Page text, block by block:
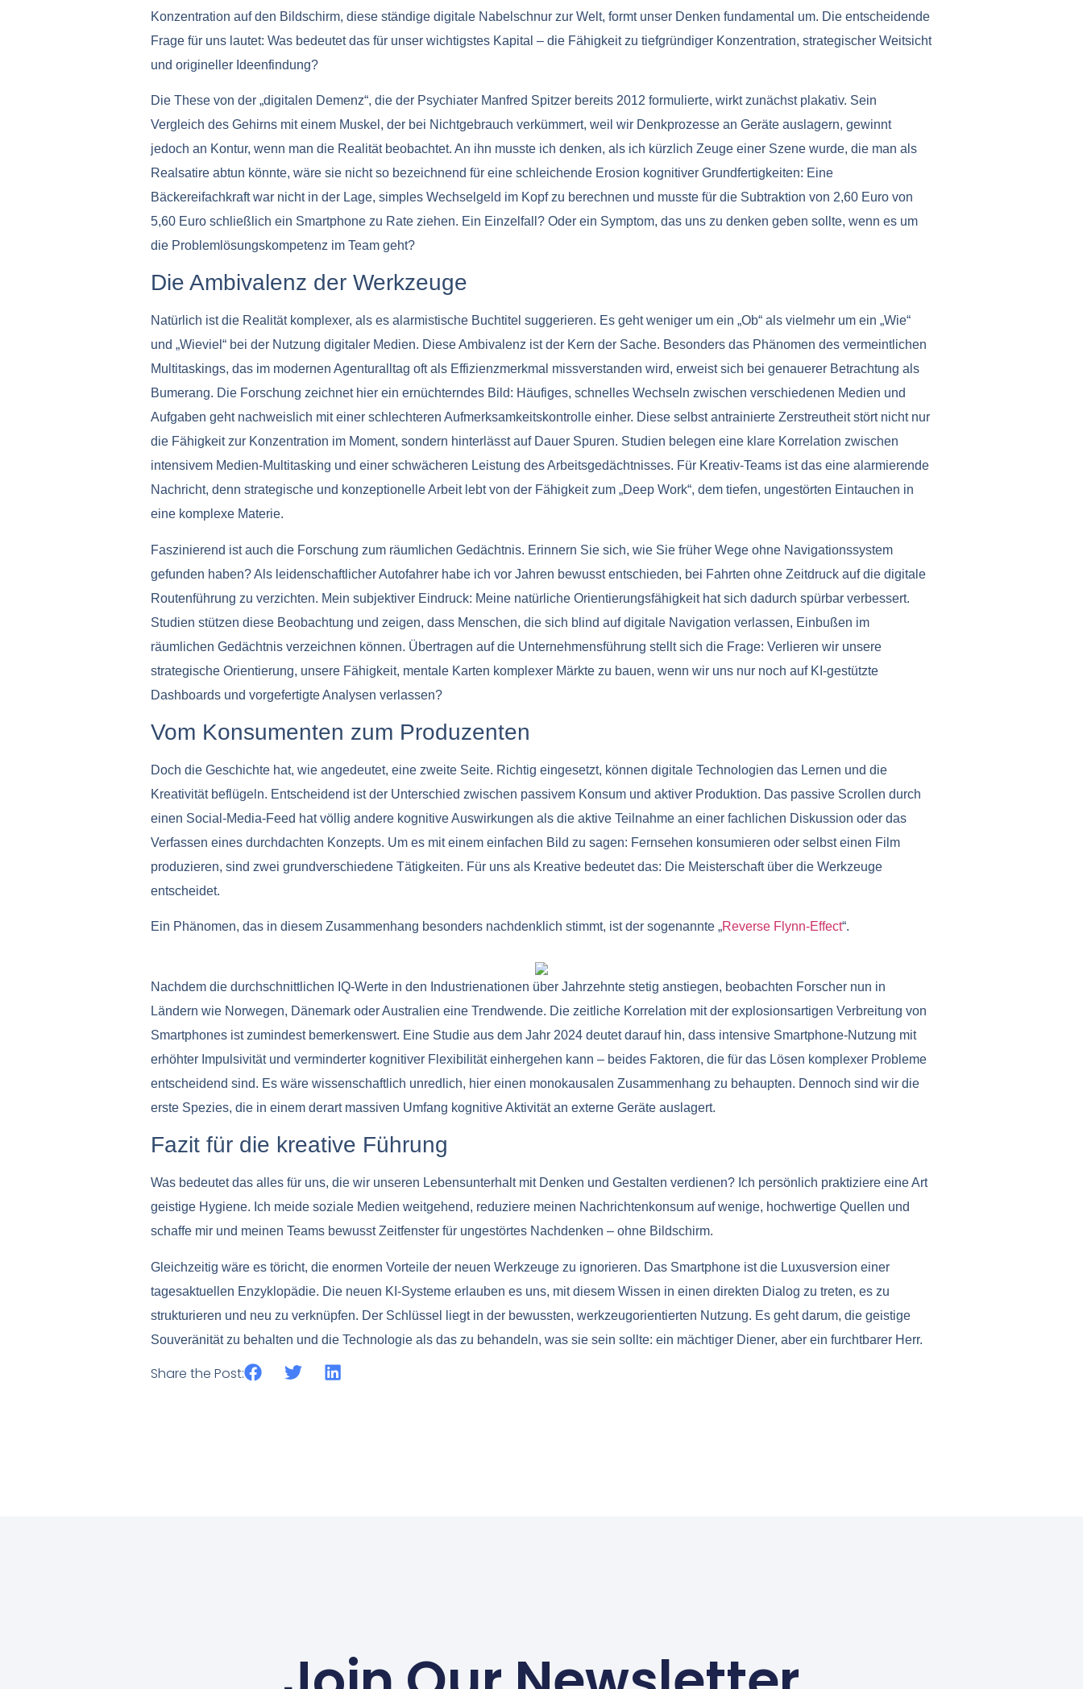
Konzentration auf den Bildschirm, diese ständige digitale Nabelschnur zur Welt, formt unser Denken fundamental um. Die entscheidende
Frage für uns lautet: Was bedeutet das für unser wichtigstes Kapital – die Fähigkeit zu tiefgründiger Konzentration, strategischer Weitsicht
und origineller Ideenfindung?
Die These von der „digitalen Demenz“, die der Psychiater Manfred Spitzer bereits 2012 formulierte, wirkt zunächst plakativ. Sein
Vergleich des Gehirns mit einem Muskel, der bei Nichtgebrauch verkümmert, weil wir Denkprozesse an Geräte auslagern, gewinnt
jedoch an Kontur, wenn man die Realität beobachtet. An ihn musste ich denken, als ich kürzlich Zeuge einer Szene wurde, die man als
Realsatire abtun könnte, wäre sie nicht so bezeichnend für eine schleichende Erosion kognitiver Grundfertigkeiten: Eine
Bäckereifachkraft war nicht in der Lage, simples Wechselgeld im Kopf zu berechnen und musste für die Subtraktion von 2,60 Euro von
5,60 Euro schließlich ein Smartphone zu Rate ziehen. Ein Einzelfall? Oder ein Symptom, das uns zu denken geben sollte, wenn es um
die Problemlösungskompetenz im Team geht?
Die Ambivalenz der Werkzeuge
Natürlich ist die Realität komplexer, als es alarmistische Buchtitel suggerieren. Es geht weniger um ein „Ob“ als vielmehr um ein „Wie“
und „Wieviel“ bei der Nutzung digitaler Medien. Diese Ambivalenz ist der Kern der Sache. Besonders das Phänomen des vermeintlichen
Multitaskings, das im modernen Agenturalltag oft als Effizienzmerkmal missverstanden wird, erweist sich bei genauerer Betrachtung als
Bumerang. Die Forschung zeichnet hier ein ernüchterndes Bild: Häufiges, schnelles Wechseln zwischen verschiedenen Medien und
Aufgaben geht nachweislich mit einer schlechteren Aufmerksamkeitskontrolle einher. Diese selbst antrainierte Zerstreutheit stört nicht nur
die Fähigkeit zur Konzentration im Moment, sondern hinterlässt auf Dauer Spuren. Studien belegen eine klare Korrelation zwischen
intensivem Medien-Multitasking und einer schwächeren Leistung des Arbeitsgedächtnisses. Für Kreativ-Teams ist das eine alarmierende
Nachricht, denn strategische und konzeptionelle Arbeit lebt von der Fähigkeit zum „Deep Work“, dem tiefen, ungestörten Eintauchen in
eine komplexe Materie.
Faszinierend ist auch die Forschung zum räumlichen Gedächtnis. Erinnern Sie sich, wie Sie früher Wege ohne Navigationssystem
gefunden haben? Als leidenschaftlicher Autofahrer habe ich vor Jahren bewusst entschieden, bei Fahrten ohne Zeitdruck auf die digitale
Routenführung zu verzichten. Mein subjektiver Eindruck: Meine natürliche Orientierungsfähigkeit hat sich dadurch spürbar verbessert.
Studien stützen diese Beobachtung und zeigen, dass Menschen, die sich blind auf digitale Navigation verlassen, Einbußen im
räumlichen Gedächtnis verzeichnen können. Übertragen auf die Unternehmensführung stellt sich die Frage: Verlieren wir unsere
strategische Orientierung, unsere Fähigkeit, mentale Karten komplexer Märkte zu bauen, wenn wir uns nur noch auf KI-gestützte
Dashboards und vorgefertigte Analysen verlassen?
Vom Konsumenten zum Produzenten
Doch die Geschichte hat, wie angedeutet, eine zweite Seite. Richtig eingesetzt, können digitale Technologien das Lernen und die
Kreativität beflügeln. Entscheidend ist der Unterschied zwischen passivem Konsum und aktiver Produktion. Das passive Scrollen durch
einen Social-Media-Feed hat völlig andere kognitive Auswirkungen als die aktive Teilnahme an einer fachlichen Diskussion oder das
Verfassen eines durchdachten Konzepts. Um es mit einem einfachen Bild zu sagen: Fernsehen konsumieren oder selbst einen Film
produzieren, sind zwei grundverschiedene Tätigkeiten. Für uns als Kreative bedeutet das: Die Meisterschaft über die Werkzeuge
entscheidet.
Ein Phänomen, das in diesem Zusammenhang besonders nachdenklich stimmt, ist der sogenannte „Reverse Flynn-Effect“.
Nachdem die durchschnittlichen IQ-Werte in den Industrienationen über Jahrzehnte stetig anstiegen, beobachten Forscher nun in
Ländern wie Norwegen, Dänemark oder Australien eine Trendwende. Die zeitliche Korrelation mit der explosionsartigen Verbreitung von
Smartphones ist zumindest bemerkenswert. Eine Studie aus dem Jahr 2024 deutet darauf hin, dass intensive Smartphone-Nutzung mit
erhöhter Impulsivität und verminderter kognitiver Flexibilität einhergehen kann – beides Faktoren, die für das Lösen komplexer Probleme
entscheidend sind. Es wäre wissenschaftlich unredlich, hier einen monokausalen Zusammenhang zu behaupten. Dennoch sind wir die
erste Spezies, die in einem derart massiven Umfang kognitive Aktivität an externe Geräte auslagert.
Fazit für die kreative Führung
Was bedeutet das alles für uns, die wir unseren Lebensunterhalt mit Denken und Gestalten verdienen? Ich persönlich praktiziere eine Art
geistige Hygiene. Ich meide soziale Medien weitgehend, reduziere meinen Nachrichtenkonsum auf wenige, hochwertige Quellen und
schaffe mir und meinen Teams bewusst Zeitfenster für ungestörtes Nachdenken – ohne Bildschirm.
Gleichzeitig wäre es töricht, die enormen Vorteile der neuen Werkzeuge zu ignorieren. Das Smartphone ist die Luxusversion einer
tagesaktuellen Enzyklopädie. Die neuen KI-Systeme erlauben es uns, mit diesem Wissen in einen direkten Dialog zu treten, es zu
strukturieren und neu zu verknüpfen. Der Schlüssel liegt in der bewussten, werkzeugorientierten Nutzung. Es geht darum, die geistige
Souveränität zu behalten und die Technologie als das zu behandeln, was sie sein sollte: ein mächtiger Diener, aber ein furchtbarer Herr.
Share the Post: